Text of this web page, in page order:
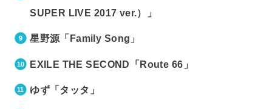
SUPER LIVE 2017 ver.）」
星野源「Family Song」
EXILE THE SECOND「Route 66」
ゆず「タッタ」